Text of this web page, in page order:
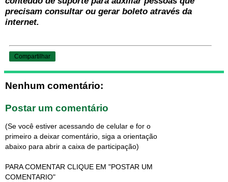
precisam consultar ou gerar boleto através da
internet.
Compartilhar
Nenhum comentário:
Postar um comentário
(Se você estiver acessando de celular e for o
primeiro a deixar comentário, siga a orientação
abaixo para abrir a caixa de participação)
PARA COMENTAR CLIQUE EM "POSTAR UM
COMENTARIO"